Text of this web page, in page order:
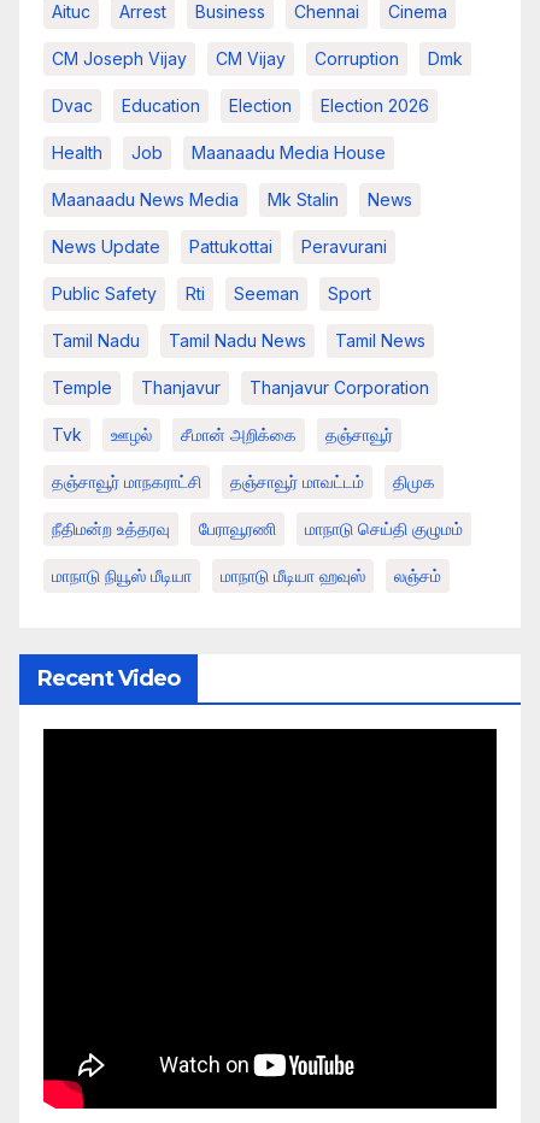
Aituc Arrest Business Chennai Cinema
CM Joseph Vijay CM Vijay Corruption Dmk
Dvac Education Election Election 2026
Health Job Maanaadu Media House
Maanaadu News Media Mk Stalin News
News Update Pattukottai Peravurani
Public Safety Rti Seeman Sport
Tamil Nadu Tamil Nadu News Tamil News
Temple Thanjavur Thanjavur Corporation
Tvk ஊழல் சீமான் அறிக்கை தஞ்சாவூர்
தஞ்சாவூர் மாநகராட்சி தஞ்சாவூர் மாவட்டம் திமுக
நீதிமன்ற உத்தரவு பேராவூரணி மாநாடு செய்தி குழுமம்
மாநாடு நியூஸ் மீடியா மாநாடு மீடியா ஹவுஸ் லஞ்சம்
Recent Video